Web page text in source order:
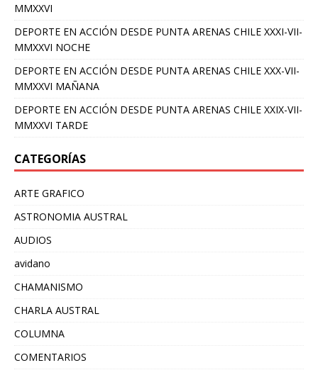
MMXXVI
DEPORTE EN ACCIÓN DESDE PUNTA ARENAS CHILE XXXI-VII-
MMXXVI NOCHE
DEPORTE EN ACCIÓN DESDE PUNTA ARENAS CHILE XXX-VII-
MMXXVI MAÑANA
DEPORTE EN ACCIÓN DESDE PUNTA ARENAS CHILE XXIX-VII-
MMXXVI TARDE
CATEGORÍAS
ARTE GRAFICO
ASTRONOMIA AUSTRAL
AUDIOS
avidano
CHAMANISMO
CHARLA AUSTRAL
COLUMNA
COMENTARIOS